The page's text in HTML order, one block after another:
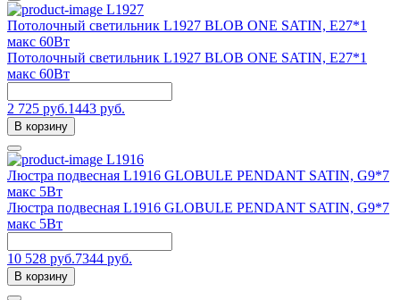
L1927
Потолочный светильник L1927 BLOB ONE SATIN, Е27*1
макс 60Вт
Потолочный светильник L1927 BLOB ONE SATIN, Е27*1
макс 60Вт
2 725 руб.1443 руб.
В корзину
L1916
Люстра подвесная L1916 GLOBULE PENDANT SATIN, G9*7
макс 5Вт
Люстра подвесная L1916 GLOBULE PENDANT SATIN, G9*7
макс 5Вт
10 528 руб.7344 руб.
В корзину